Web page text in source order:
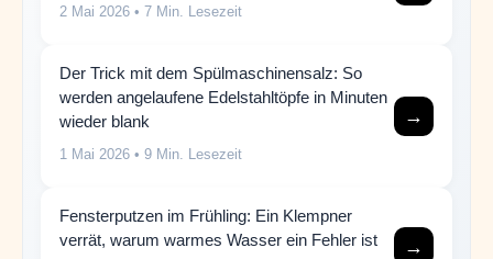
2 Mai 2026 • 7 Min. Lesezeit
Der Trick mit dem Spülmaschinensalz: So
werden angelaufene Edelstahltöpfe in Minuten
wieder blank
1 Mai 2026 • 9 Min. Lesezeit
→
Fensterputzen im Frühling: Ein Klempner
verrät, warum warmes Wasser ein Fehler ist
→